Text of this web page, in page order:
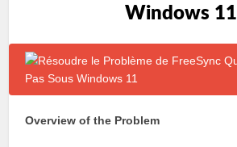
Windows 11
Overview of the Problem